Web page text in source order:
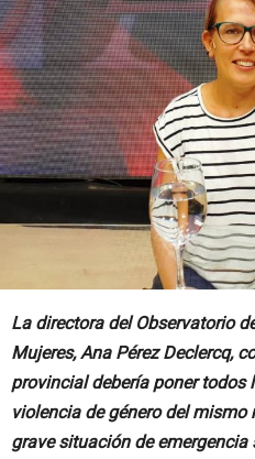
La directora del Observatorio
Mujeres, Ana Pérez Declercq,
provincial debería poner todos
violencia de género del
grave situación de emergencia